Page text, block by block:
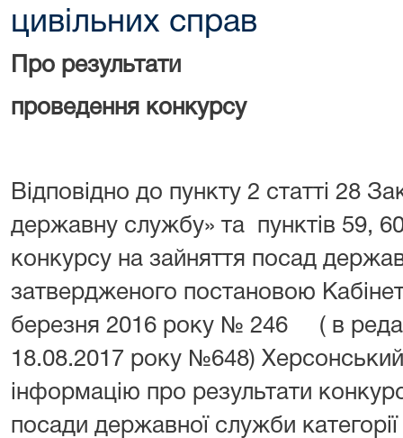
цивільних справ
Про результати
проведення конкурсу
Відповідно до пункту 2 статті 28
державну службу» та пунктів 59,
конкурсу на зайняття посад
затвердженого постановою
березня 2016 року № 246 ( в
18.08.2017 року №648)
інформацію про результати
посади державної служби